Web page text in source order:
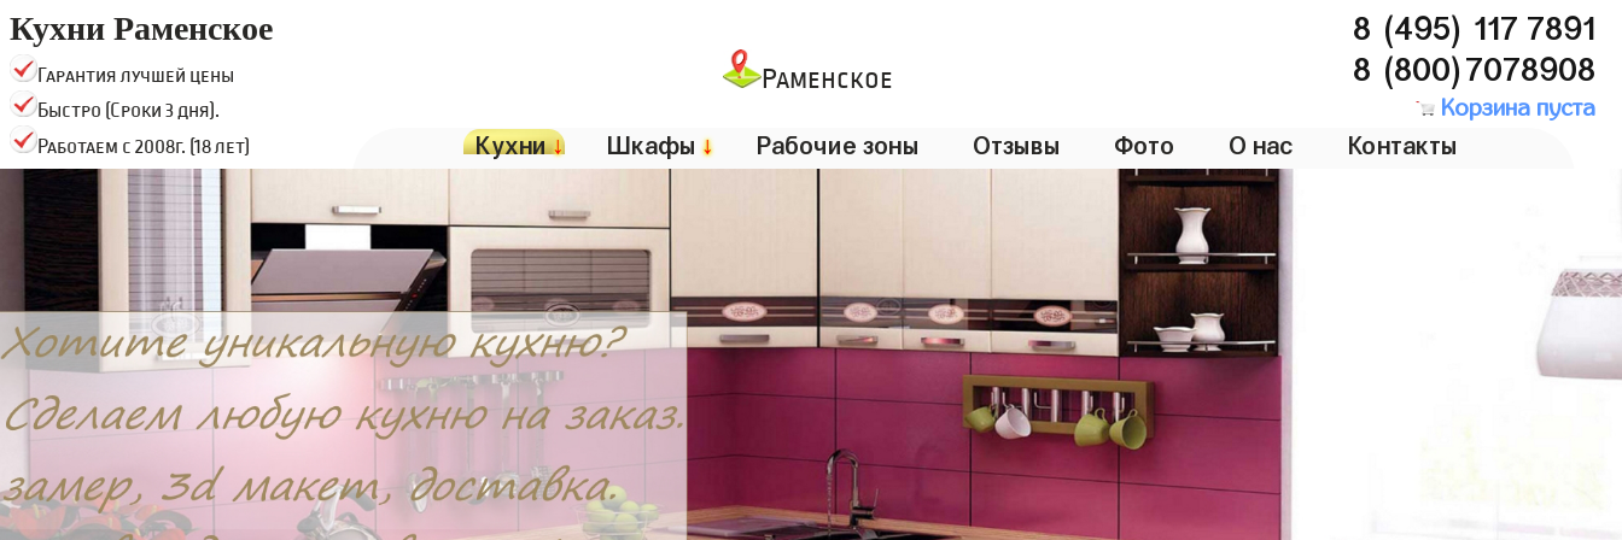
Кухни Раменское
Гарантия лучшей цены
Быстро (Сроки 3 дня).
Работаем с 2008г. (18 лет)
Раменское
8 (495) 117 7891
8 (800)7078908
Корзина пуста
Кухни↓ Шкафы↓ Рабочие зоны Отзывы Фото О нас Контакты